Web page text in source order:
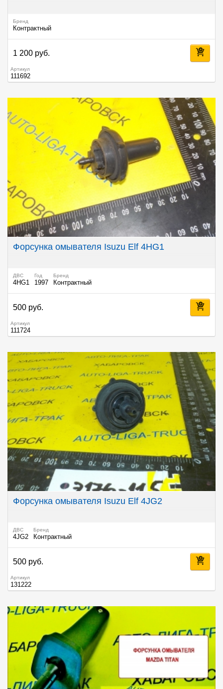
Бренд
Контрактный
1 200 руб.
Артикул
111692
Форсунка омывателя Isuzu Elf 4HG1
ДВС
4HG1
Год
1997
Бренд
Контрактный
500 руб.
Артикул
111724
Форсунка омывателя Isuzu Elf 4JG2
ДВС
4JG2
Бренд
Контрактный
500 руб.
Артикул
131222